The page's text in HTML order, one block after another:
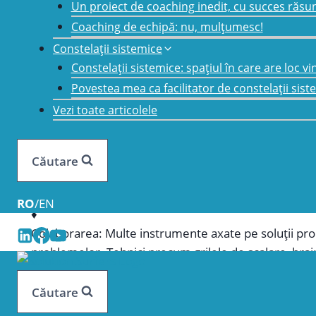
Un proiect de coaching inedit, cu succes
Coaching de echipă: nu, mulțumesc!
Constelații sistemice
Constelații sistemice: spațiul în care are loc
Povestea mea ca facilitator de constelații
Vezi toate articolele
Căutare
RO/EN
Căutare
Concentrare: Prin direcționarea atenției de la
poate fi îmbunătățit. Tehnici precum întrebările de
a posibilităților de schimbare.
Responsabilizare: prin recunoașterea expertizei
Colaborarea: Multe instrumente axate pe soluții
problemelor. Tehnici precum grilele de scalare,
problemelor.